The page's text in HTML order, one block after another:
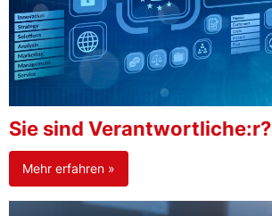
Sie sind Verantwortliche:r?
Mehr erfahren »